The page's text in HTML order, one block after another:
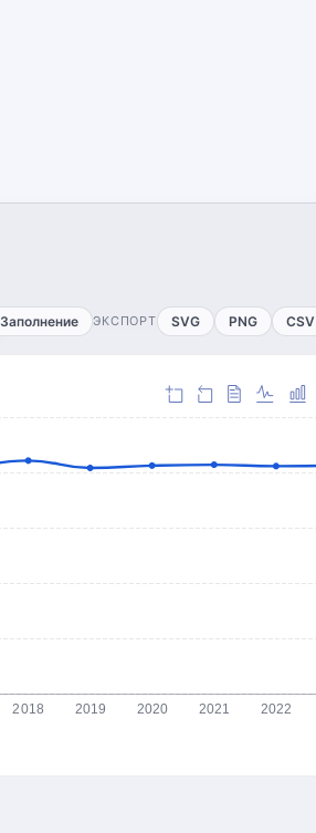
Заполнение ЭКСПОРТ SVG PNG CSV
2018 2019 2020 2021 2022